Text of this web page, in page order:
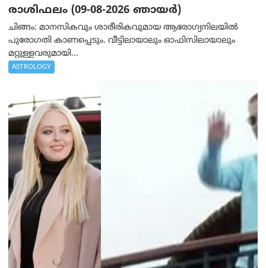
രാശിഫലം (09-08-2026 ഞായര്‍)
ചിങ്ങം: മാനസികവും ശാരീരികവുമായ ആരോഗ്യനിലയിൽ
പുരോഗതി കാണപ്പെടും. വീട്ടിലായാലും ഓഫിസിലായാലും
മറ്റുള്ളവരുമായി...
ASTROLOGY